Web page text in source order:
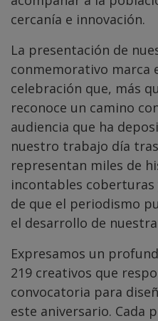
cercanía e innovación.
La presentación de
conmemorativo marca
celebración que, más
reconoce un camino
audiencia que ha
nuestro trabajo día
representan miles de
incontables
de que el periodismo
el desarrollo de
Expresamos un
219 creativos que
convocatoria para
este aniversario. Cada